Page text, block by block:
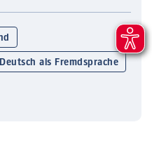
Deutsch als Fremdsprache